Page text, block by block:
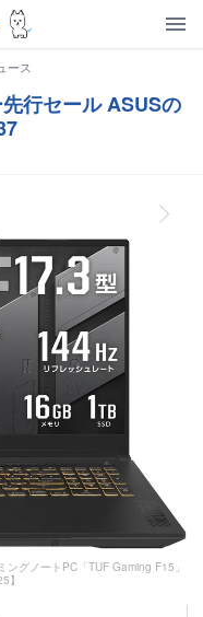
ース
行セール ASUSの
グノートPC「TUF Gaming F15」
】